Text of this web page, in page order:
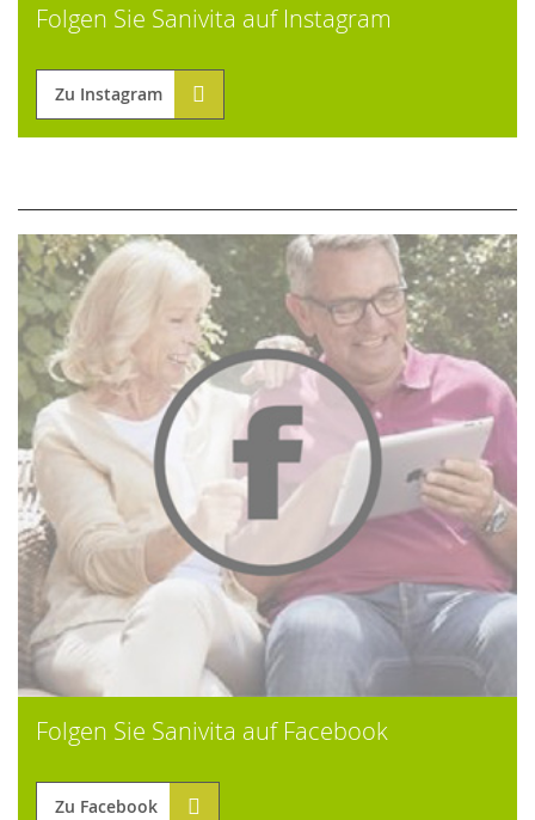
Folgen Sie Sanivita auf Instagram
Zu Instagram
Folgen Sie Sanivita auf Facebook
Zu Facebook